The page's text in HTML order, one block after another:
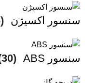
سنسور اکسیژن (26)
سنسور ABS (30)